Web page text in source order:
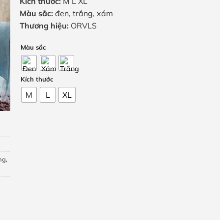
,
Màu sắc: đen, trắng, xám
Thương hiệu: ORVLS
Màu sắc
Kích thước
M L XL